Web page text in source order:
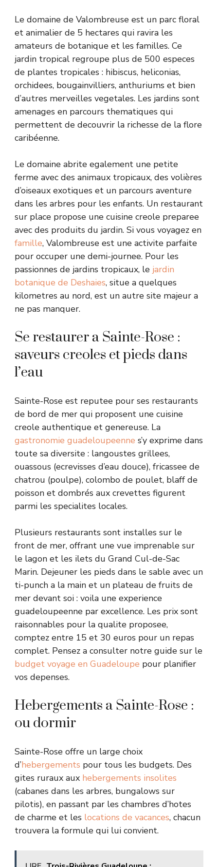
Le domaine de Valombreuse est un parc floral
et animalier de 5 hectares qui ravira les
amateurs de botanique et les familles. Ce
jardin tropical regroupe plus de 500 especes
de plantes tropicales : hibiscus, heliconias,
orchidees, bougainvilliers, anthuriums et bien
d’autres merveilles vegetales. Les jardins sont
amenages en parcours thematiques qui
permettent de decouvrir la richesse de la flore
caribéenne.
Le domaine abrite egalement une petite
ferme avec des animaux tropicaux, des volières
d’oiseaux exotiques et un parcours aventure
dans les arbres pour les enfants. Un restaurant
sur place propose une cuisine creole preparee
avec des produits du jardin. Si vous voyagez en
famille, Valombreuse est une activite parfaite
pour occuper une demi-journee. Pour les
passionnes de jardins tropicaux, le jardin
botanique de Deshaies, situe a quelques
kilometres au nord, est un autre site majeur a
ne pas manquer.
Se restaurer a Sainte-Rose :
saveurs creoles et pieds dans
l’eau
Sainte-Rose est reputee pour ses restaurants
de bord de mer qui proposent une cuisine
creole authentique et genereuse. La
gastronomie guadeloupeenne s’y exprime dans
toute sa diversite : langoustes grillees,
ouassous (ecrevisses d’eau douce), fricassee de
chatrou (poulpe), colombo de poulet, blaff de
poisson et dombrés aux crevettes figurent
parmi les specialites locales.
Plusieurs restaurants sont installes sur le
front de mer, offrant une vue imprenable sur
le lagon et les ilets du Grand Cul-de-Sac
Marin. Dejeuner les pieds dans le sable avec un
ti-punch a la main et un plateau de fruits de
mer devant soi : voila une experience
guadeloupeenne par excellence. Les prix sont
raisonnables pour la qualite proposee,
comptez entre 15 et 30 euros pour un repas
complet. Pensez a consulter notre guide sur le
budget voyage en Guadeloupe pour planifier
vos depenses.
Hebergements a Sainte-Rose :
ou dormir
Sainte-Rose offre un large choix
d’hebergements pour tous les budgets. Des
gites ruraux aux hebergements insolites
(cabanes dans les arbres, bungalows sur
pilotis), en passant par les chambres d’hotes
de charme et les locations de vacances, chacun
trouvera la formule qui lui convient.